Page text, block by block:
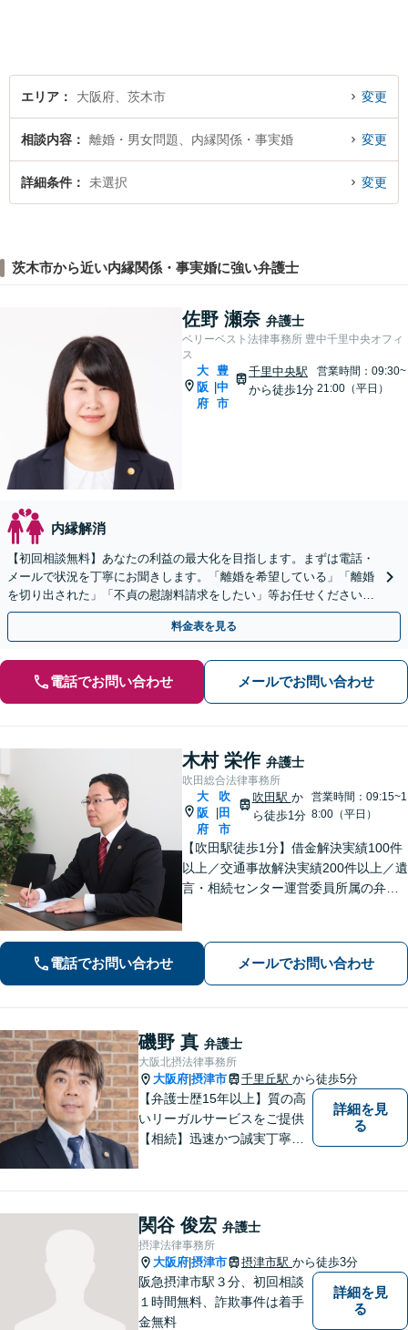
エリア 大阪府、茨木市 変更
相談内容 離婚・男女問題、内縁関係・事実婚 変更
詳細条件 未選択 変更
茨木市から近い内縁関係・事実婚に強い弁護士
佐野 瀬奈 弁護士
ベリーベスト法律事務所 豊中千里中央オフィ
ス
大
阪
府
|
豊
中
市
千里中央駅
から徒歩1分
営業時間：09:30~
21:00（平日）
内縁解消
【初回相談無料】あなたの利益の最大化を目指します。まずは電話・
メールで状況を丁寧にお聞きします。「離婚を希望している」「離婚
を切り出された」「不貞の慰謝料請求をしたい」等お任せください。
【リーズナブルな料金設定】
料金表を見る
電話でお問い合わせ メールでお問い合わせ
木村 栄作 弁護士
吹田総合法律事務所
大
阪
府
吹
田
市
吹田駅 か
ら徒歩1分
営業時間：09:15~1
8:00（平日）
【吹田駅徒歩1分】借金解決実績100件
以上／交通事故解決実績200件以上／遺
言・相続センター運営委員所属の弁護
ください。きめ細やかで丁寧な対応が
モットーです。
電話でお問い合わせ メールでお問い合わせ
磯野 真 弁護士
大阪北摂法律事務所
大阪府 摂津市 千里丘駅 から徒歩5分
【弁護士歴15年以上】質の高
いリーガルサービスをご提供
【相続】迅速かつ誠実丁寧な
作成／企業間トラブル／問題
社員の対応など。顧問契約も
可【オンライン面談】【千里
丘駅5分】
詳細を見
る
関谷 俊宏 弁護士
摂津法律事務所
大阪府 摂津市 摂津市駅 から徒歩3分
阪急摂津市駅３分、初回相談
１時間無料、詐欺事件は着手
金無料
詳細を見
る